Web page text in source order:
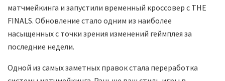
матчмейкинга и запустили временный кроссовер с THE
FINALS. Обновление стало одним из наиболее
насыщенных с точки зрения изменений геймплея за
последние недели.
Одной из самых заметных правок стала переработка